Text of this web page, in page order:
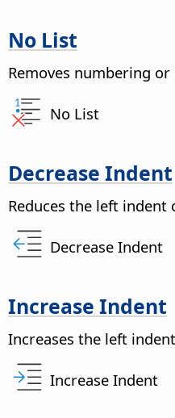
No List
Removes numbering
No List
Decrease Indent
Reduces the left
Decrease Indent
Increase Indent
Increases the left
Increase Indent